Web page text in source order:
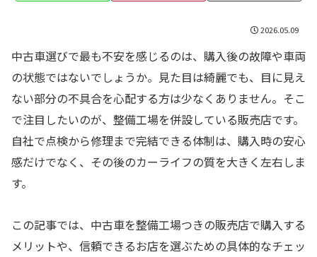
2026.05.09
中古車選びで最も不安を感じるのは、購入後の故障や車両
の状態ではないでしょうか。見た目は綺麗でも、目に見え
ない部分の不具合を心配する方は少なくありません。そこ
で注目したいのが、整備工場を併設している販売店です。
自社で点検から修理まで完結できる体制は、購入時の安心
感だけでなく、その後のカーライフの質を大きく左右しま
す。
この記事では、中古車を整備工場つきの販売店で購入する
メリットや、信頼できるお店を選ぶための具体的なチェッ